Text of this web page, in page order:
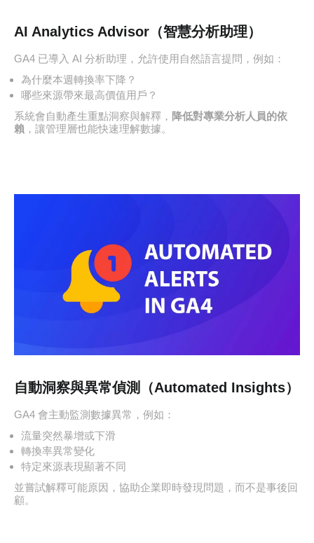
AI Analytics Advisor（智慧分析助理）
GA4 已導入 AI 分析助理，允許使用自然語言提問，例如：
為什麼本週轉換率下降？
哪些來源帶來最高價值用戶？
系統會自動產生重點洞察與解釋， 降低對專業分析人員的依
賴 ，讓管理層也能快速理解數據。
自動洞察與異常偵測（Automated Insights）
GA4 會主動監測數據異常，例如：
流量突然暴增或下滑
轉換率異常變化
特定來源表現顯著不同
並嘗試解釋可能原因，協助企業即時發現問題，而不是事後回
顧。